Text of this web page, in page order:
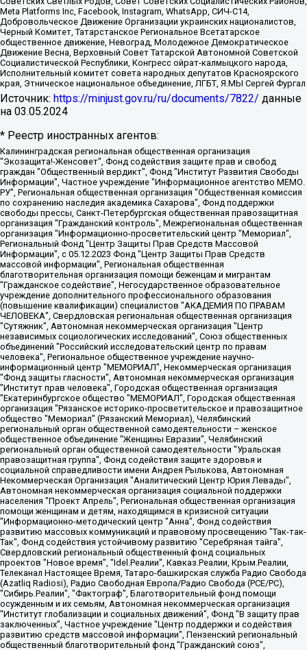
Meta Platforms Inc, Facebook, Instagram, WhatsApp, СИЧ-С14,
Добровольческое Движение Организации украинских националистов,
Черный Комитет, Татарстанское Региональное Всетатарское
общественное движение, Невоград, Молодежное Демократическое
Движение Весна, Верховный Совет Татарской Автономной Советской
Социалистической Республики, Конгресс ойрат-калмыцкого народа,
Исполнительный комитет совета народных депутатов Красноярского
края, Этническое национальное объединение, ЛГБТ, Я.МЫ Сергей Фургал
Источник: https://minjust.gov.ru/ru/documents/7822/ данные
на 03.05.2024
* Реестр иностранных агентов:
Калининградская региональная общественная организация "Экозащита!-Женсовет", Фонд содействия защите прав и свобод граждан "Общественный вердикт", Фонд "Институт Развития Свободы Информации", Частное учреждение "Информационное агентство МЕМО. РУ", Региональная общественная организация "Общественная комиссия по сохранению наследия академика Сахарова", Фонд поддержки свободы прессы, Санкт-Петербургская общественная правозащитная организация "Гражданский контроль", Межрегиональная общественная организация "Информационно-просветительский центр "Мемориал", Региональный Фонд "Центр Защиты Прав Средств Массовой Информации", с 05.12.2023 Фонд "Центр Защиты Прав Средств массовой информации", Региональная общественная благотворительная организация помощи беженцам и мигрантам "Гражданское содействие", Негосударственное образовательное учреждение дополнительного профессионального образования (повышение квалификации) специалистов "АКАДЕМИЯ ПО ПРАВАМ ЧЕЛОВЕКА", Свердловская региональная общественная организация "Сутяжник", Автономная некоммерческая организация "Центр независимых социологических исследований", Союз общественных объединений "Российский исследовательский центр по правам человека", Региональное общественное учреждение научно-информационный центр "МЕМОРИАЛ", Некоммерческая организация "Фонд защиты гласности", Автономная некоммерческая организация "Институт прав человека", Городская общественная организация "Екатеринбургское общество "МЕМОРИАЛ", Городская общественная организация "Рязанское историко-просветительское и правозащитное общество "Мемориал" (Рязанский Мемориал), Челябинский региональный орган общественной самодеятельности – женское общественное объединение "Женщины Евразии", Челябинский региональный орган общественной самодеятельности "Уральская правозащитная группа", Фонд содействия защите здоровья и социальной справедливости имени Андрея Рылькова, Автономная Некоммерческая Организация "Аналитический Центр Юрия Левады", Автономная некоммерческая организация социальной поддержки населения "Проект Апрель", Региональная общественная организация помощи женщинам и детям, находящимся в кризисной ситуации "Информационно-методический центр "Анна", Фонд содействия развитию массовых коммуникаций и правовому просвещению "Так-так-Так", Фонд содействия устойчивому развитию "Серебряная тайга", Свердловский региональный общественный фонд социальных проектов "Новое время", "Idel.Реалии", Кавказ.Реалии, Крым.Реалии, Телеканал Настоящее Время, Татаро-башкирская служба Радио Свобода (Azatliq Radiosi), Радио Свободная Европа/Радио Свобода (PCE/PC), "Сибирь.Реалии", "Фактограф", Благотворительный фонд помощи осужденным и их семьям, Автономная некоммерческая организация "Институт глобализации и социальных движений", Фонд "В защиту прав заключенных", Частное учреждение "Центр поддержки и содействия развитию средств массовой информации", Пензенский региональный общественный благотворительный фонд "Гражданский союз", "Север.Реалии", Некоммерческая организация Фонд "Правовая инициатива", Общество с ограниченной ответственностью "Радио Свободная Европа/Радио Свобода", Чешское информационное агентство "MEDIUM-ORIENT", Красноярская региональная общественная организация "Мы против СПИДа", Камалягин Денис Николаевич, Маркелов Сергей Евгеньевич, Пономарев Лев Александрович, Савицкая Людмила Алексеевна, Автономная некоммерческая организация "Центр по работе с проблемой насилия "НАСИЛИЮ.НЕТ", Межрегиональный профессиональный союз работников здравоохранения "Альянс врачей", Юридическое лицо, зарегистрированное в Латвийской Республике, SIA "Medusa Project" (регистрационный номер 40103797863, дата регистрации 10.06.2014), Некоммерческая организация "Фонд по борьбе с коррупцией", Автономная некоммерческая организация "Институт права и публичной политики", Баданин Роман Сергеевич, Гликин Максим Александрович, Железнова Мария Михайловна, Лукьянова Юлия Сергеевна, Маетная Елизавета Витальевна, Маняхин Петр Борисович, Чуракова Ольга Владимировна, Ярош Юлия Петровна, Юридическое лицо "The Insider SIA", зарегистрированное в Риге, Латвийская Республика (дата регистрации 26.06.2015), являющееся администратором доменного имени интернет-издания "The Insider SIA", https://theins.ru, Постернак Алексей Евгеньевич, Рубин Михаил Аркадьевич, Анин Роман Александрович, Юридическое лицо Istories fonds, зарегистрированное в Латвийской Республике (регистрационный номер 50008295751, дата регистрации 24.02.2020), Великовский Дмитрий Александрович, Долинина Ирина Николаевна, Мароховская Алеся Алексеевна, Шлейнов Роман Юрьевич, Шмагун Олеся Валентиновна, Общество с ограниченной ответственностью "Альтаир 2021", Общество с ограниченной ответственностью "Вега 2021", Общество с ограниченной ответственностью "Главный редактор 2021", Общество с ограниченной ответственностью "Ромашки монолит", Важенков Артем Валерьевич, Ивановская областная общественная организация "Центр гендерных исследований", Гурман Юрий Альбертович, Медиапроект "ОВД-Инфо", Егоров Владимир Владимирович, Жилинский Владимир Александрович, Общество с ограниченной ответственностью "ЗП", Иванова София Юрьевна, Карезина Инна Павловна, Кильтау Екатерина Викторовна, Петров Алексей Викторович, Пискунов Сергей Евгеньевич, Смирнов Сергей Сергеевич, Тихонов Михаил Сергеевич, Общество с ограниченной ответственностью "ЖУРНАЛИСТ-ИНОСТРАННЫЙ АГЕНТ", Арапова Галина Юрьевна, Вольтская Татьяна Анатольевна, Американская компания "Mason G.E.S. Anonymous Foundation" (США), являющаяся владельцем интернет-издания https://mnews.world/, Компания "Stichting Bellingcat", зарегистрированная в Нидерландах (дата регистрации 11.07.2018), Захаров Андрей Вячеславович, Клепиковская Екатерина Дмитриевна, Общество с ограниченной ответственностью "МЕМО", Перл Роман Александрович, Симонов Евгений Алексеевич, Соловьева Елена Анатольевна, Сотников Даниил Владимирович, Сурначева Елизавета Дмитриевна, Автономная некоммерческая организация по защите прав человека и информированию населения "Якутия – Наше Мнение", Общество с ограниченной ответственностью "Москоу диджитал медиа", с 26.01.2023 Общество с ограниченной ответственностью "Чайка Белые сады", Ветошкина Валерия Валерьевна, Заговора Максим Александрович, Межрегиональное общественное движение "Российская ЛГБТ - сеть", Оленичев Максим Владимирович, Павлов Иван Юрьевич, Скворцова Елена Сергеевна, Общество с ограниченной ответственностью "Как бы инагент", Кочетков Игорь Викторович, Общество с ограниченной ответственностью "Честные выборы", Еланчик Олег Александрович, Общество с ограниченной ответственностью "Нобелевский призыв", Гималова Регина Эмилевна, Григорьев Андрей Валерьевич, Григорьева Алина Александровна, Ассоциация по содействию защите прав призывников, альтернативнослужащих и военнослужащих "Правозащитная группа "Гражданин.Армия.Право", Хисамова Регина Фаритовна, Автономная некоммерческая организация по реализации социально-правовых программ "Лилит", Дальневосточное общественное движение "Маяк", Санкт-Петербургская ЛГБТ-инициативная группа "Выход", Инициативная группа ЛГБТ+ "Реверс", Алексеев Андрей Викторович, Бекбулатова Таисия Львовна, Беляев Иван Михайлович, Владыкина Елена Сергеевна, Гельман Марат Александрович, Никульшина Вероника Юрьевна, Толоконникова Надежда Андреевна, Шендерович Виктор Анатольевич, Общество с ограниченной ответственностью "Данное сообщение", Общество с ограниченной ответственностью Издательский дом "Новая глава", Айнбиндер Александра Александровна, Московский комьюнити-центр для ЛГБТ+инициатив, Благотворительный фонд развития филантропии, Deutsche Welle (Германия, Kurt-Schumacher-Strasse 3, 53113 Bonn), Борзунова Мария Михайловна, Воробьев Виктор Викторович, Голубева Анна Львовна, Константинова Алла Михайловна, Малкова Ирина Владимировна, Мурадов Мурад Абдулгалимович, Осетинская Елизавета Николаевна, Понасенков Евгений Николаевич, Ганапольский Матвей Юрьевич, Киселев Евгений Алексеевич, Борухович Ирина Григорьевна, Дремин Иван Тимофеевич, Дубровский Дмитрий Викторович, Красноярская региональная общественная организация поддержки и развития альтернативных образовательных технологий и межкультурных коммуникаций "ИНТЕРРА", Маяковская Екатерина Алексеевна, Фейгин Марк Захарович, Филимонов Андрей Викторович, Дзугкоева Регина Николаевна, Доброхотов Роман Александрович, Дудь Юрий Александрович, Елкин Сергей Владимирович, Кругликов Кирилл Игоревич, Сабунаева Мария Леонидовна, Семенов Алексей Владимирович, Шаинян Карен Багратович, Шульман Екатерина Михайловна, Асафьев Артур Валерьевич, Вахштайн Виктор Семенович, Венедиктов Алексей Алексеевич, Лушникова Екатерина Евгеньевна, Волков Леонид Михайлович, Невзоров Александр Глебович, Пархоменко Сергей Борисович, Сироткин Ярослав Николаевич, Кара-Мурза Владимир Владимирович, Баранова Наталья Владимировна, Гозман Леонид Яковлевич, Кагарлицкий Борис Юльевич, Климарев Михаил Валерьевич, Милов Владимир Станиславович, Автономная некоммерческая организация Краснодарский центр современного искусства "Типография", Моргенштерн Алишер Тагирович, Соболь Любовь Эдуардовна, Общество с ограниченной ответственностью "ЛИЗА НОРМ", Каспаров Гарри Кимович, Ходорковский Михаил Борисович, Общество с ограниченной ответственностью "Апрельские тезисы", Данилович Ирина Брониславовна, Кашин Олег Владимирович, Петров Николай Владимирович, Пивоваров Алексей Владимирович, Соколов Михаил Владимирович, Цветкова Юлия Владимировна, Чичваркин Евгений Александрович, Комитет против пыток/Команда против пыток, Общество с ограниченной ответственностью "Первый научный", Общество с ограниченной ответственностью "Вертолет и ко", Белоцерковская Вероника Борисовна, Кац Максим Евгеньевич, Лазарева Татьяна Юрьевна, Шаведдинов Руслан Табризович, Яшин Илья Валерьевич, Общество с ограниченной ответственностью "Иноагент ААВ", Алешковский Дмитрий Петрович, Альбац Евгения Марковна, Быков Дмитрий Львович, Галямина Юлия Евгеньевна, Лойко Сергей Леонидович, Мартынов Кирилл Константинович, Медведев Сергей Александрович, Крашенинников Федор Геннадиевич, Гордеева Катерина Вл